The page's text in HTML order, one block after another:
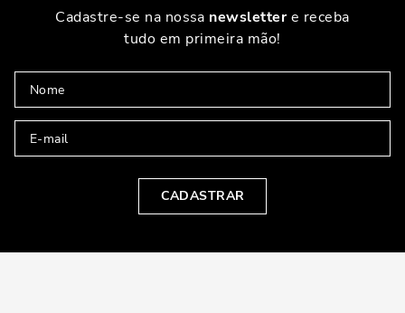
Cadastre-se na nossa newslettere receba
tudo em primeira mão!
CADASTRAR